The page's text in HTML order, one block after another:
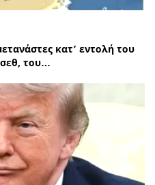
κατ’ εντολή του
του…